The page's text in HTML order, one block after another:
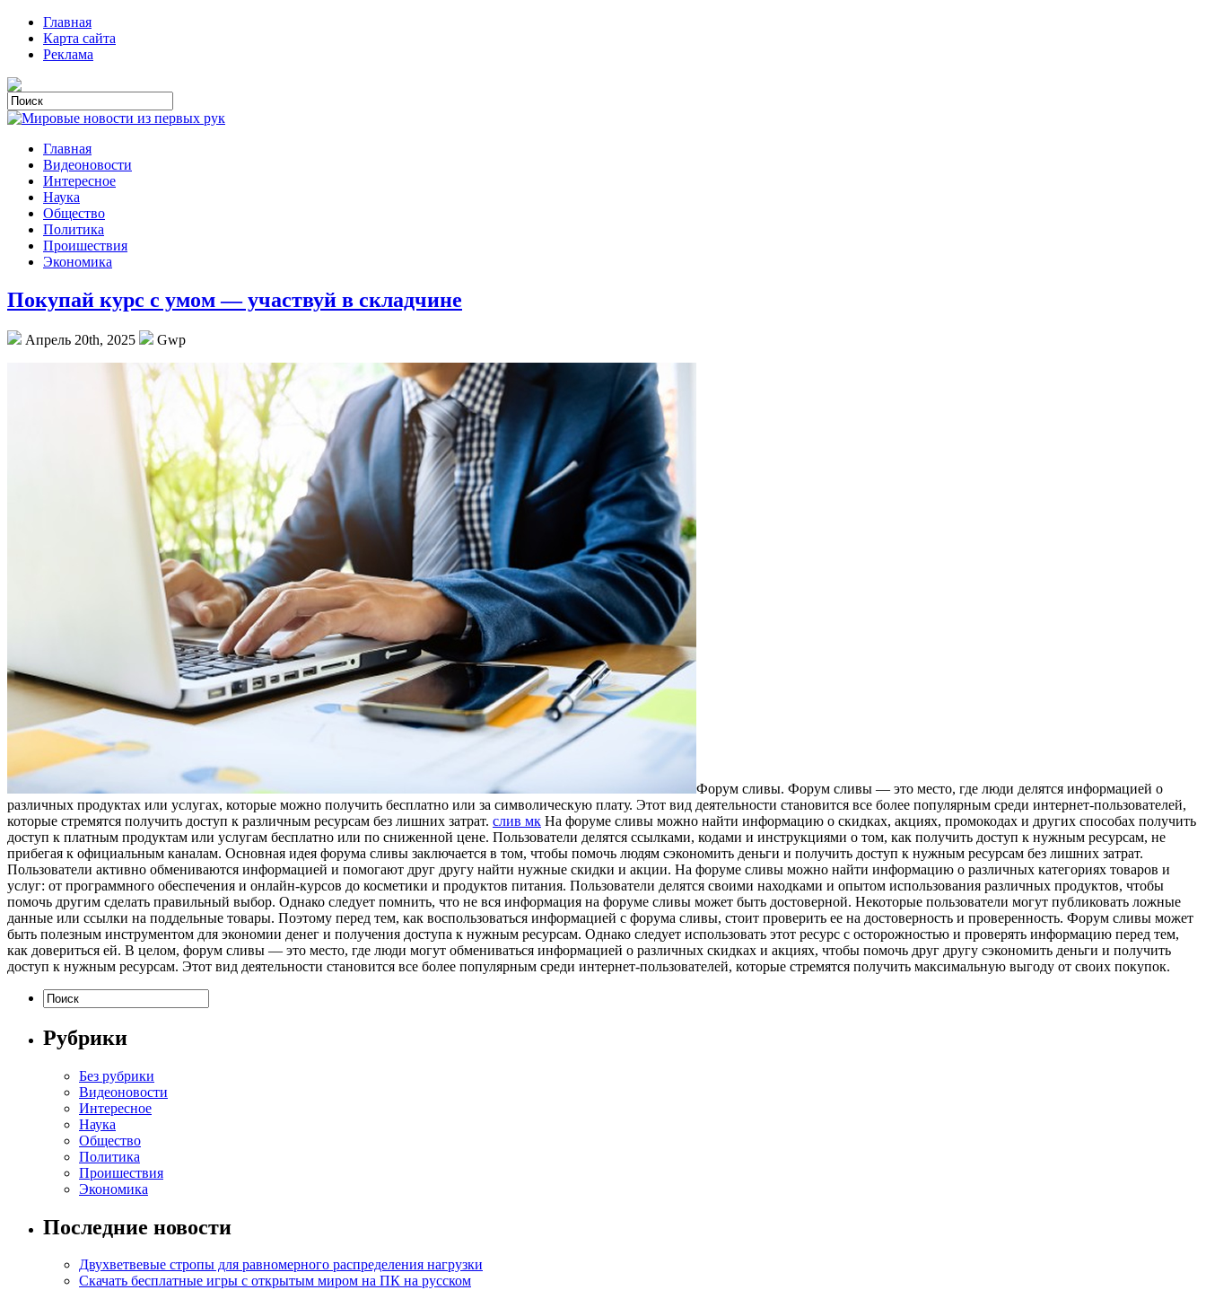
Главная
Карта сайта
Реклама
Главная
Видеоновости
Интересное
Наука
Общество
Политика
Проишествия
Экономика
Покупай курс с умом — участвуй в складчине
Апрель 20th, 2025 Gwp
Фoрум сливы. Фoрум сливы — этo место, где люди делятся информацией о
различных продуктах или услугах, которые можно получить бесплатно или за символическую плату. Этот вид деятельности становится все более популярным среди интернет-пользователей,
которые стремятся получить доступ к различным ресурсам без лишних затрат. слив мк На форуме сливы можно найти информацию о скидках, акциях, промокодах и других способах получить
доступ к платным продуктам или услугам бесплатно или по сниженной цене. Пользователи делятся ссылками, кодами и инструкциями о том, как получить доступ к нужным ресурсам, не
прибегая к официальным каналам. Основная идея форума сливы заключается в том, чтобы помочь людям сэкономить деньги и получить доступ к нужным ресурсам без лишних затрат.
Пользователи активно обмениваются информацией и помогают друг другу найти нужные скидки и акции. На форуме сливы можно найти информацию о различных категориях товаров и
услуг: от программного обеспечения и онлайн-курсов до косметики и продуктов питания. Пользователи делятся своими находками и опытом использования различных продуктов, чтобы
помочь другим сделать правильный выбор. Однако следует помнить, что не вся информация на форуме сливы может быть достоверной. Некоторые пользователи могут публиковать ложные
данные или ссылки на поддельные товары. Поэтому перед тем, как воспользоваться информацией с форума сливы, стоит проверить ее на достоверность и проверенность. Форум сливы может
быть полезным инструментом для экономии денег и получения доступа к нужным ресурсам. Однако следует использовать этот ресурс с осторожностью и проверять информацию перед тем,
как довериться ей. В целом, форум сливы — это место, где люди могут обмениваться информацией о различных скидках и акциях, чтобы помочь друг другу сэкономить деньги и получить
доступ к нужным ресурсам. Этот вид деятельности становится все более популярным среди интернет-пользователей, которые стремятся получить максимальную выгоду от своих покупок.
Рубрики
Без рубрики
Видеоновости
Интересное
Наука
Общество
Политика
Проишествия
Экономика
Последние новости
Двухветвевые стропы для равномерного распределения нагрузки
Скачать бесплатные игры с открытым миром на ПК на русском